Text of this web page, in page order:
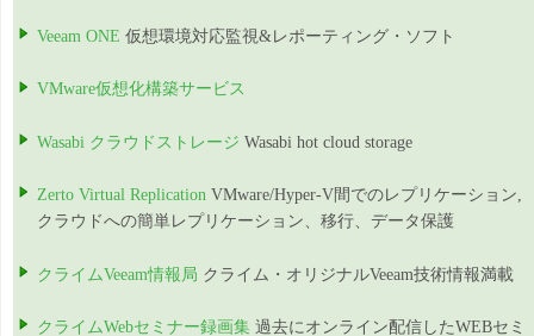
Veeam ONE 仮想環境対応監視&レポーティング・ソフト
VMware仮想化構築サービス
Wasabi クラウドストレージ Wasabi hot cloud storage
Zerto Virtual Replication VMware/Hyper-V間でのレプリケーション,
クラウドへの簡単レプリケーション、移行、データ保護
クライムVeeam情報局 クライム・オリジナルVeeam技術情報満載
クライムWebセミナー録画集 過去にオンライン配信したWEBセミ